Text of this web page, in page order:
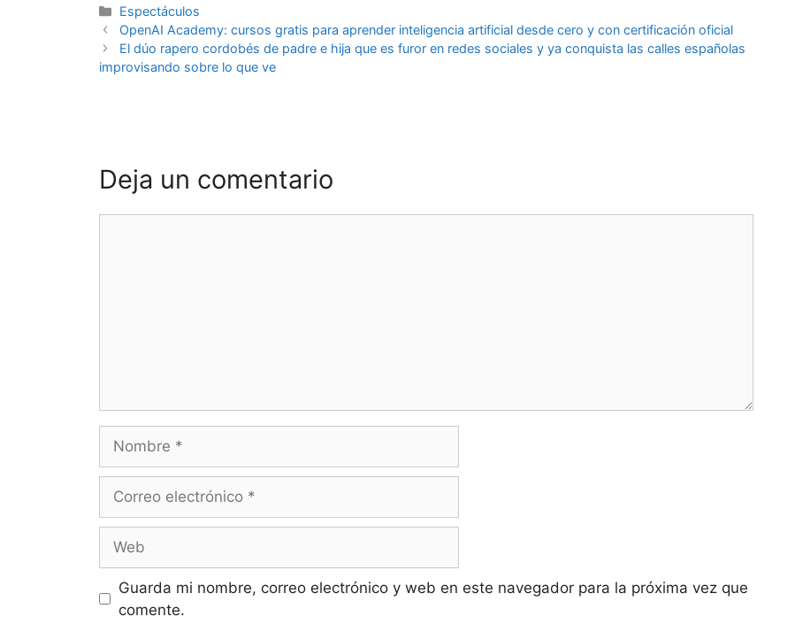
Espectáculos
OpenAI Academy: cursos gratis para aprender inteligencia artificial desde cero y con certificación oficial
El dúo rapero cordobés de padre e hija que es furor en redes sociales y ya conquista las calles españolas
improvisando sobre lo que ve
Deja un comentario
Guarda mi nombre, correo electrónico y web en este navegador para la próxima vez que
comente.